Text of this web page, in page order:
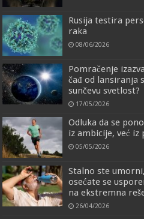
Rusija testira
raka
08/06/2026
Pomračenje
čađ od lansiranja
sunčevu svetlost?
17/05/2026
Odluka da se
iz ambicije, već iz
05/05/2026
Stalno ste
osećate se
na ekstremna
26/04/2026